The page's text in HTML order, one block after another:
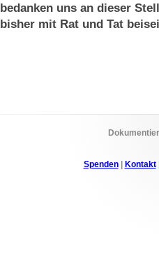
bedanken uns an dieser
bisher mit Rat und Tat
Spenden| Kontakt